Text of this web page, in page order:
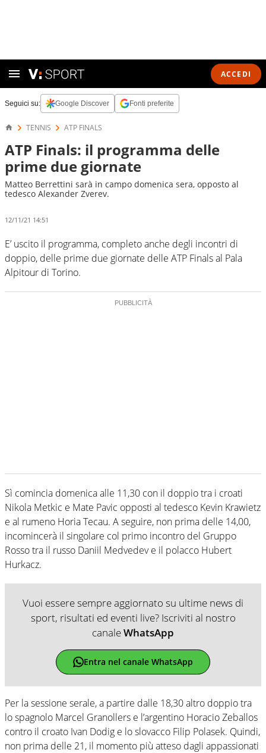
ACCEDI
Seguici su: Google Discover Fonti preferite
TENNIS ATP FINALS
ATP Finals: il programma delle
prime due giornate
Matteo Berrettini sarà in campo domenica sera, opposto al
tedesco Alexander Zverev.
12/11/21 14:51
E’ uscito il programma, completo anche degli incontri di
doppio, delle prime due giornate delle ATP Finals al Pala
Alpitour di Torino.
Sì comincia domenica alle 11,30 con il doppio tra i croati
Nikola Metkic e Mate Pavic opposti al tedesco Kevin Krawietz
e al rumeno Horia Tecau. A seguire, non prima delle 14,00,
incomincerà il singolare col primo incontro del Gruppo
Rosso tra il russo Daniil Medvedev e il polacco Hubert
Hurkacz.
Vuoi essere sempre aggiornato su ultime news di
sport, risultati ed eventi live? Iscriviti al nostro
canaleWhatsApp
Entra nel canale WhatsApp
Per la sessione serale, a partire dalle 18,30 altro doppio tra
lo spagnolo Marcel Granollers e l’argentino Horacio Zeballos
contro il croato Ivan Dodig e lo slovacco Filip Polasek. Quindi,
non prima delle 21, il momento più atteso dagli appassionati